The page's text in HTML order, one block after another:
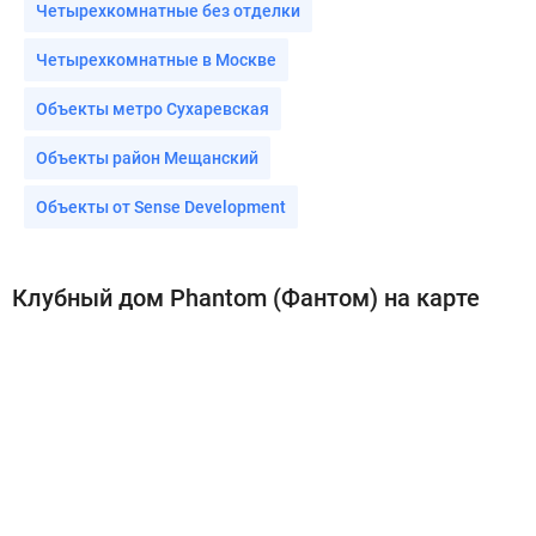
Четырехкомнатные без отделки
Четырехкомнатные в Москве
Объекты метро Сухаревская
Объекты район Мещанский
Объекты от Sense Development
Клубный дом Phantom (Фантом) на карте